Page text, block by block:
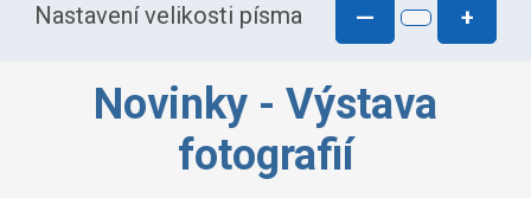
Nastavení velikosti písma — +
Novinky - Výstava
fotografií